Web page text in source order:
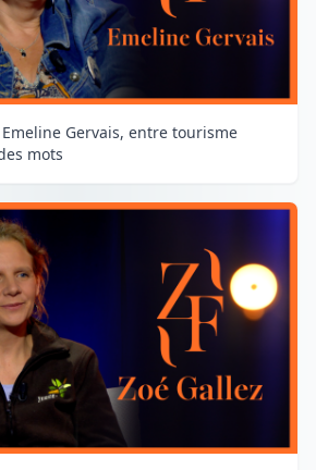
Gervais, entre tourisme
mots